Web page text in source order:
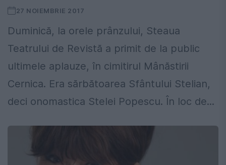
27 NOIEMBRIE 2017
Duminică, la orele prânzului, Steaua
Teatrului de Revistă a primit de la public
ultimele aplauze, în cimitirul Mânăstirii
Cernica. Era sărbătoarea Sfântului Stelian,
deci onomastica Stelei Popescu. În loc de...